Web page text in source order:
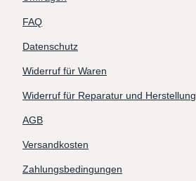
FAQ
Datenschutz
Widerruf für Waren
Widerruf für Reparatur und Herstellung
AGB
Versandkosten
Zahlungsbedingungen